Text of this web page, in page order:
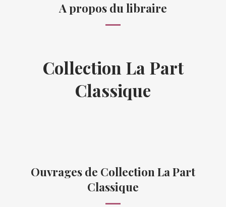
A propos du libraire
Collection La Part
Classique
Ouvrages de Collection La Part
Classique